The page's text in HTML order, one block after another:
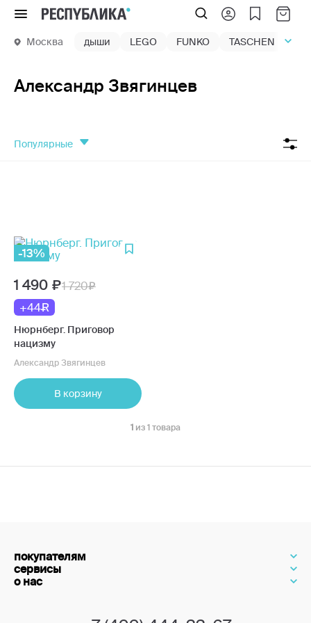
Меню
Москва дыши LEGO FUNKO TASCHEN
Александр Звягинцев
популярные
-13%
1 490
1 720
+44
Нюрнберг. Приговор
нацизму
Александр Звягинцев
В корзину
1 из 1 товара
покупателям
сервисы
о нас